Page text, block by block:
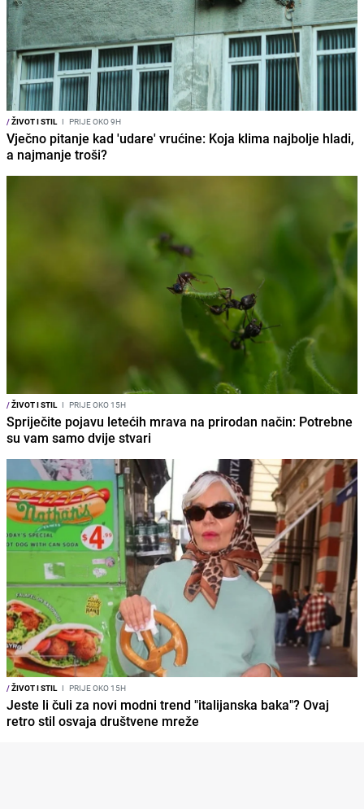
/ŽIVOT I STIL I PRIJE OKO 9H
Vječno pitanje kad 'udare' vrućine: Koja klima najbolje hladi,
a najmanje troši?
/ŽIVOT I STIL I PRIJE OKO 15H
Spriječite pojavu letećih mrava na prirodan način: Potrebne
su vam samo dvije stvari
/ŽIVOT I STIL I PRIJE OKO 15H
Jeste li čuli za novi modni trend "italijanska baka"? Ovaj
retro stil osvaja društvene mreže